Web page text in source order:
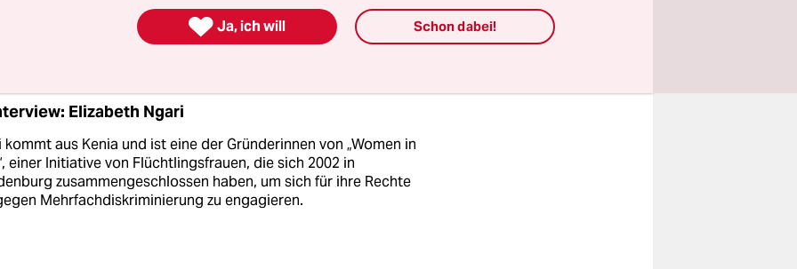
ohnehin schlechte Lage in Flüchtlingsunterkünften wie in
ist noch einmal schlimmer für Frauen und Kinder.
Elizabeth Ngari
kommt aus Kenia und ist eine der Gründerinnen von „Women in
einer Initiative von Flüchtlingsfrauen, die sich 2002 in
zusammengeschlossen haben, um sich für ihre Rechte
Mehrfachdiskriminierung zu engagieren.
 Ja, ich will Schon dabei!